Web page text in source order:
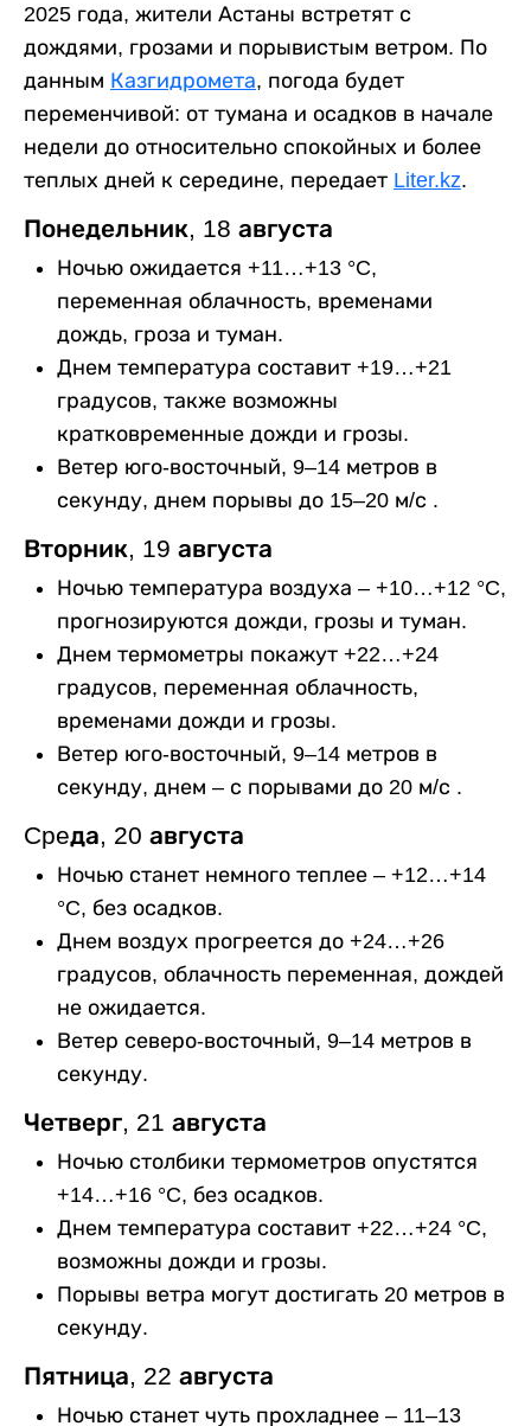
2025 года, жители Астаны встретят с
дождями, грозами и порывистым ветром. По
данным Казгидромета, погода будет
переменчивой: от тумана и осадков в начале
недели до относительно спокойных и более
теплых дней к середине, передает Liter.kz.
Понедельник, 18 августа
Ночью ожидается +11…+13 °C,
переменная облачность, временами
дождь, гроза и туман.
Днем температура составит +19…+21
градусов, также возможны
кратковременные дожди и грозы.
Ветер юго-восточный, 9–14 метров в
секунду, днем порывы до 15–20 м/с .
Вторник, 19 августа
Ночью температура воздуха – +10…+12 °C,
прогнозируются дожди, грозы и туман.
Днем термометры покажут +22…+24
градусов, переменная облачность,
временами дожди и грозы.
Ветер юго-восточный, 9–14 метров в
секунду, днем – с порывами до 20 м/с .
Cpeда, 20 августа
Ночью станет немного теплее – +12…+14
°C, без осадков.
Днем воздух прогреется до +24…+26
градусов, облачность переменная, дождей
не ожидается.
Ветер северо-восточный, 9–14 метров в
секунду.
Четверг, 21 августа
Ночью столбики термометров опустятся
+14…+16 °C, без осадков.
Днем температура составит +22…+24 °C,
возможны дожди и грозы.
Порывы ветра могут достигать 20 метров в
секунду.
Пятница, 22 августа
Ночью станет чуть прохладнее – 11–13